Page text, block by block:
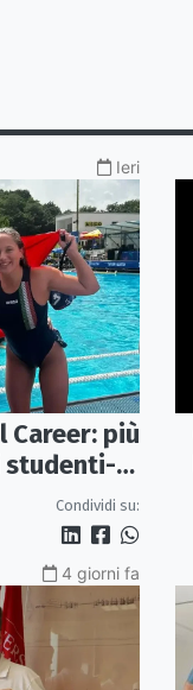
Ieri
Career: più
studenti-
Condividi su:
4 giorni fa